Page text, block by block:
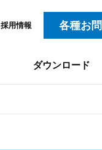
採用情報 各種お
ダウンロード